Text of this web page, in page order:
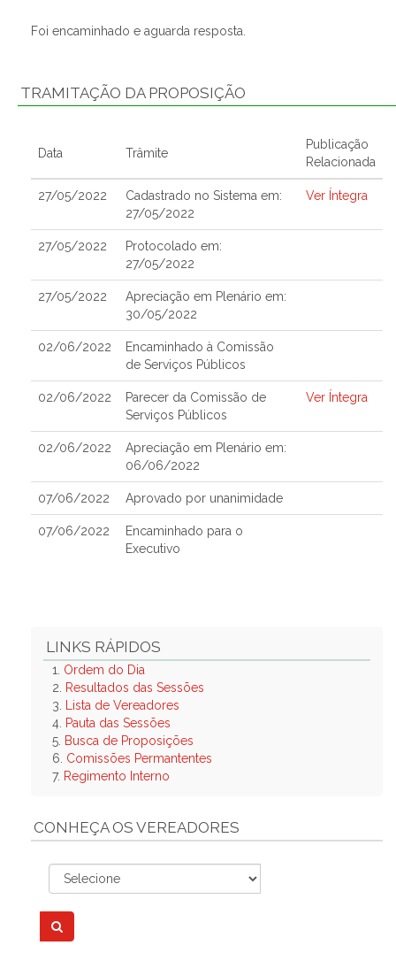
Foi encaminhado e aguarda resposta.
TRAMITAÇÃO DA PROPOSIÇÃO
Data Trâmite
Publicação
Relacionada
27/05/2022
Cadastrado no Sistema em:
27/05/2022
Ver Íntegra
27/05/2022
Protocolado em:
27/05/2022
27/05/2022
Apreciação em Plenário em:
30/05/2022
02/06/2022
Encaminhado à Comissão
de Serviços Públicos
02/06/2022
Parecer da Comissão de
Serviços Públicos
Ver Íntegra
02/06/2022
Apreciação em Plenário em:
06/06/2022
07/06/2022 Aprovado por unanimidade
07/06/2022
Encaminhado para o
Executivo
LINKS RÁPIDOS
1. Ordem do Dia
2.
Resultados das Sessões
3.
Lista de Vereadores
4. Pauta das Sessões
5. Busca de Proposições
6. Comissões Permantentes
7. Regimento Interno
CONHEÇA OS VEREADORES